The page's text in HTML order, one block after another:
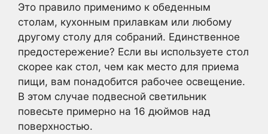
Это правило применимо к обеденным
столам, кухонным прилавкам или любому
другому столу для собраний. Единственное
предостережение? Если вы используете стол
скорее как стол, чем как место для приема
пищи, вам понадобится рабочее освещение.
В этом случае подвесной светильник
повесьте примерно на 16 дюймов над
поверхностью.